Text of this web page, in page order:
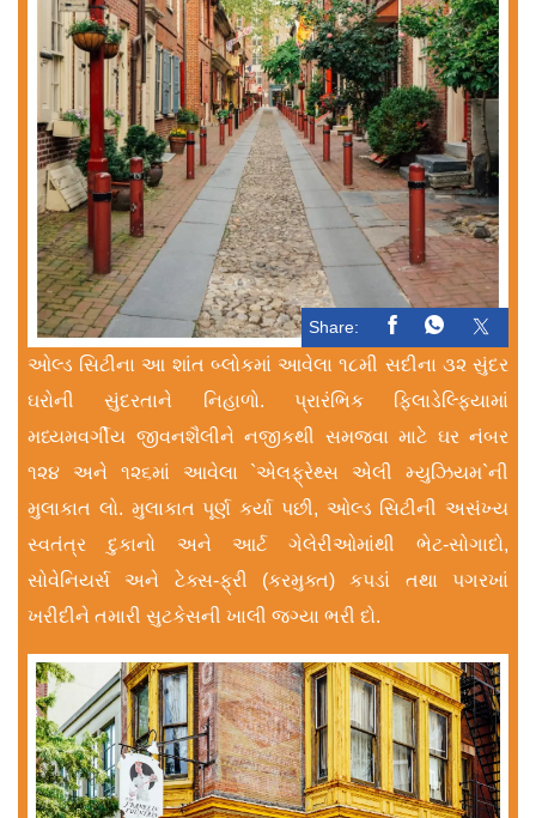
Share:
ઓલ્ડ સિટીના આ શાંત બ્લોકમાં આવેલા ૧૮મી સદીના ૩૨ સુંદર
ઘરોની સુંદરતાને નિહાળો. પ્રારંભિક ફિલાડેલ્ફિયામાં
મધ્યમવર્ગીય જીવનશૈલીને નજીકથી સમજવા માટે ઘર નંબર
૧૨૪ અને ૧૨૬માં આવેલા `એલફ્રેથ્સ એલી મ્યુઝિયમ`ની
મુલાકાત લો. મુલાકાત પૂર્ણ કર્યા પછી, ઓલ્ડ સિટીની અસંખ્ય
સ્વતંત્ર દુકાનો અને આર્ટ ગેલેરીઓમાંથી ભેટ-સોગાદો,
સોવેનિયર્સ અને ટેક્સ-ફ્રી (કરમુક્ત) કપડાં તથા પગરખાં
ખરીદીને તમારી સુટકેસની ખાલી જગ્યા ભરી દો.